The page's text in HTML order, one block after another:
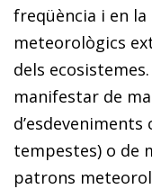
freqüència i en
meteorològics
dels ecosistemes
manifestar de
tempestes) o de
patrons